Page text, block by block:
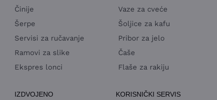
Činije
Šerpe
Servisi za ručavanje
Ramovi za slike
Ekspres lonci
Vaze za cveće
Šoljice za kafu
Pribor za jelo
Čaše
Flaše za rakiju
IZDVOJENO KORISNIČKI SERVIS